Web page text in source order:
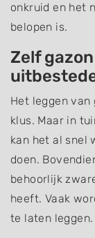
onkruid en het
belopen is.
Zelf
Het leggen van
klus. Maar in
kan het al snel
doen.
behoorlijk
heeft. Vaak
te laten leggen.